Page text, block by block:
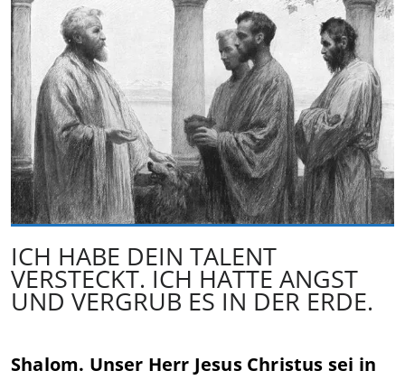
ICH HABE DEIN TALENT
VERSTECKT. ICH HATTE ANGST
UND VERGRUB ES IN DER ERDE.
Shalom. Unser Herr Jesus Christus sei in